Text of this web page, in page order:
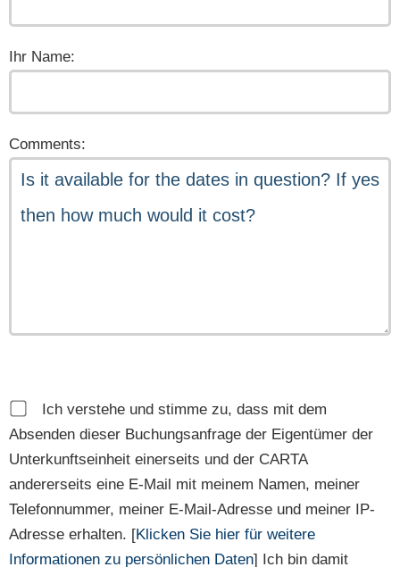
Ihr Name:
Comments:
Ich verstehe und stimme zu, dass mit dem
Absenden dieser Buchungsanfrage der Eigentümer der
Unterkunftseinheit einerseits und der CARTA
andererseits eine E-Mail mit meinem Namen, meiner
Telefonnummer, meiner E-Mail-Adresse und meiner IP-
Adresse erhalten. [Klicken Sie hier für weitere
Informationen zu persönlichen Daten] Ich bin damit